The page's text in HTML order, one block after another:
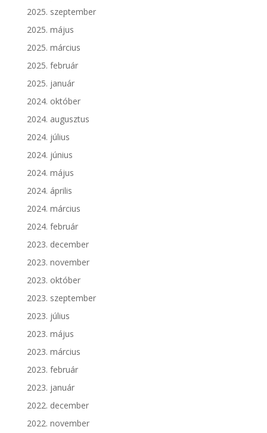
2025. szeptember
2025. május
2025. március
2025. február
2025. január
2024. október
2024. augusztus
2024. július
2024. június
2024. május
2024. április
2024. március
2024. február
2023. december
2023. november
2023. október
2023. szeptember
2023. július
2023. május
2023. március
2023. február
2023. január
2022. december
2022. november